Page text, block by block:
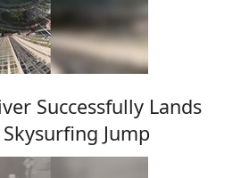
Successfully Lands
Jump